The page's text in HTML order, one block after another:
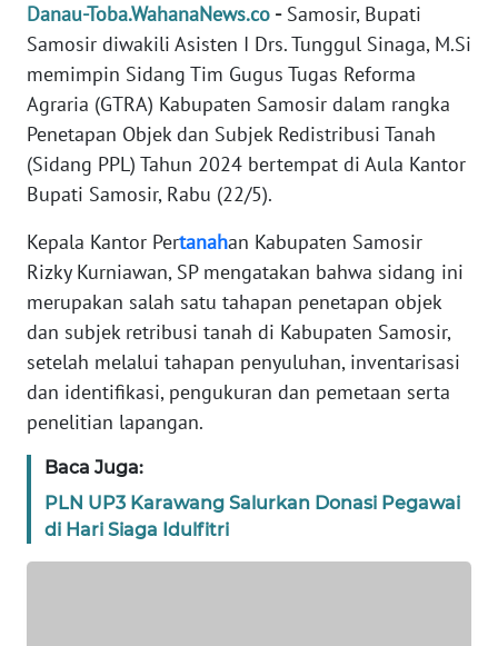
Danau-Toba.WahanaNews.co -Samosir, Bupati
Samosir diwakili Asisten I Drs. Tunggul Sinaga, M.Si
memimpin Sidang Tim Gugus Tugas Reforma
Agraria (GTRA) Kabupaten Samosir dalam rangka
Penetapan Objek dan Subjek Redistribusi Tanah
(Sidang PPL) Tahun 2024 bertempat di Aula Kantor
Bupati Samosir, Rabu (22/5).
Kepala Kantor Pertanahan Kabupaten Samosir
Rizky Kurniawan, SP mengatakan bahwa sidang ini
merupakan salah satu tahapan penetapan objek
dan subjek retribusi tanah di Kabupaten Samosir,
setelah melalui tahapan penyuluhan, inventarisasi
dan identifikasi, pengukuran dan pemetaan serta
penelitian lapangan.
Baca Juga:
PLN UP3 Karawang Salurkan Donasi Pegawai
di Hari Siaga Idulfitri
REDAKSI
KARIR
DISCLAIMER
Wahana
News
Regional
WN
SUMUT
WN
JAKARTA
WN
JABAR
WN